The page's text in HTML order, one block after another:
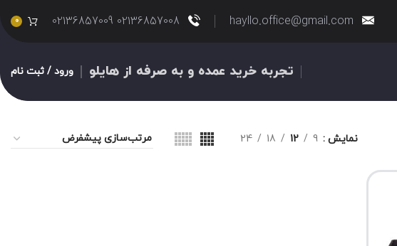
hayllo.office@gmail.com
02136857008 02136857009
0
تجربه خرید عمده و به صرفه از هایلو ورود / ثبت نام
نمایش 9
12
18
24